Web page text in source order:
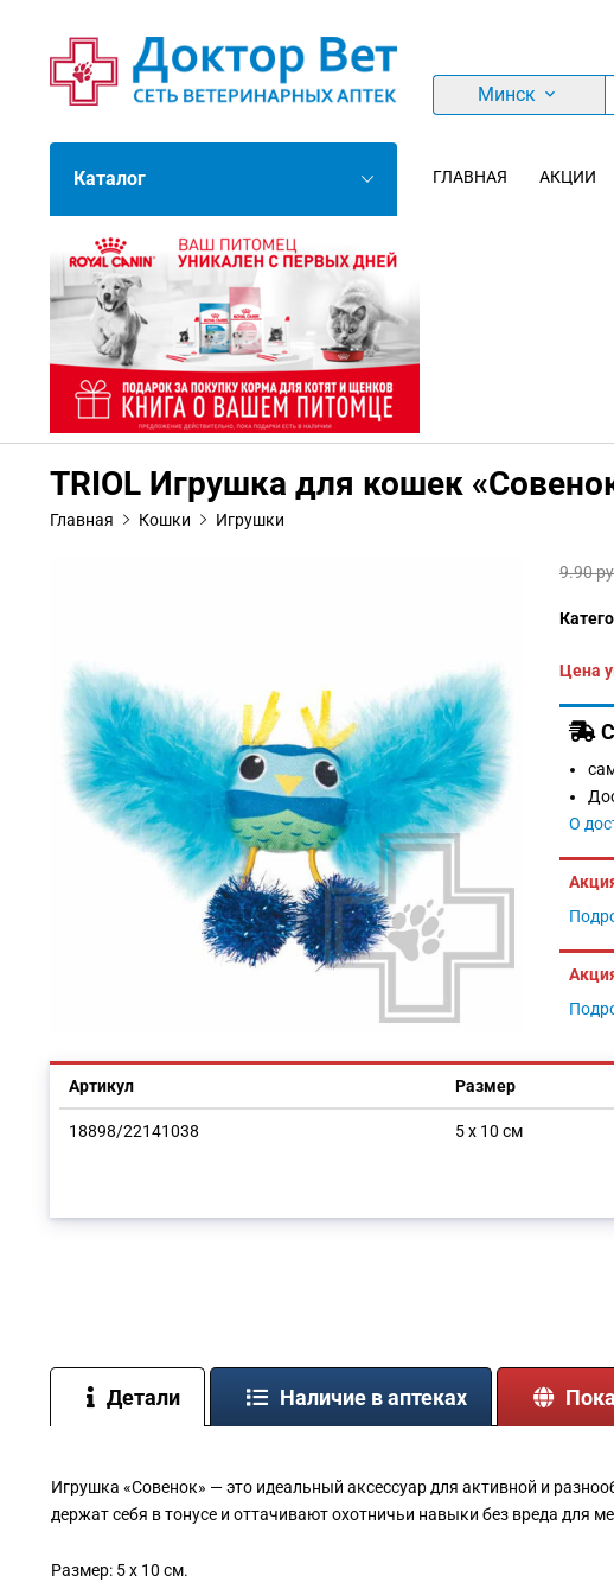
Минск
Каталог ГЛАВНАЯ АКЦИИ
TRIOL Игрушка для кошек
Главная Кошки Игрушки
9.90
Цена
О
Артикул Размер
18898/22141038 5 х 10 см
Детали Наличие в аптеках
Игрушка «Совенок» — это идеальный аксессуар для активной и
держат себя в тонусе и оттачивают охотничьи навыки без вреда для
Размер: 5 х 10 см.